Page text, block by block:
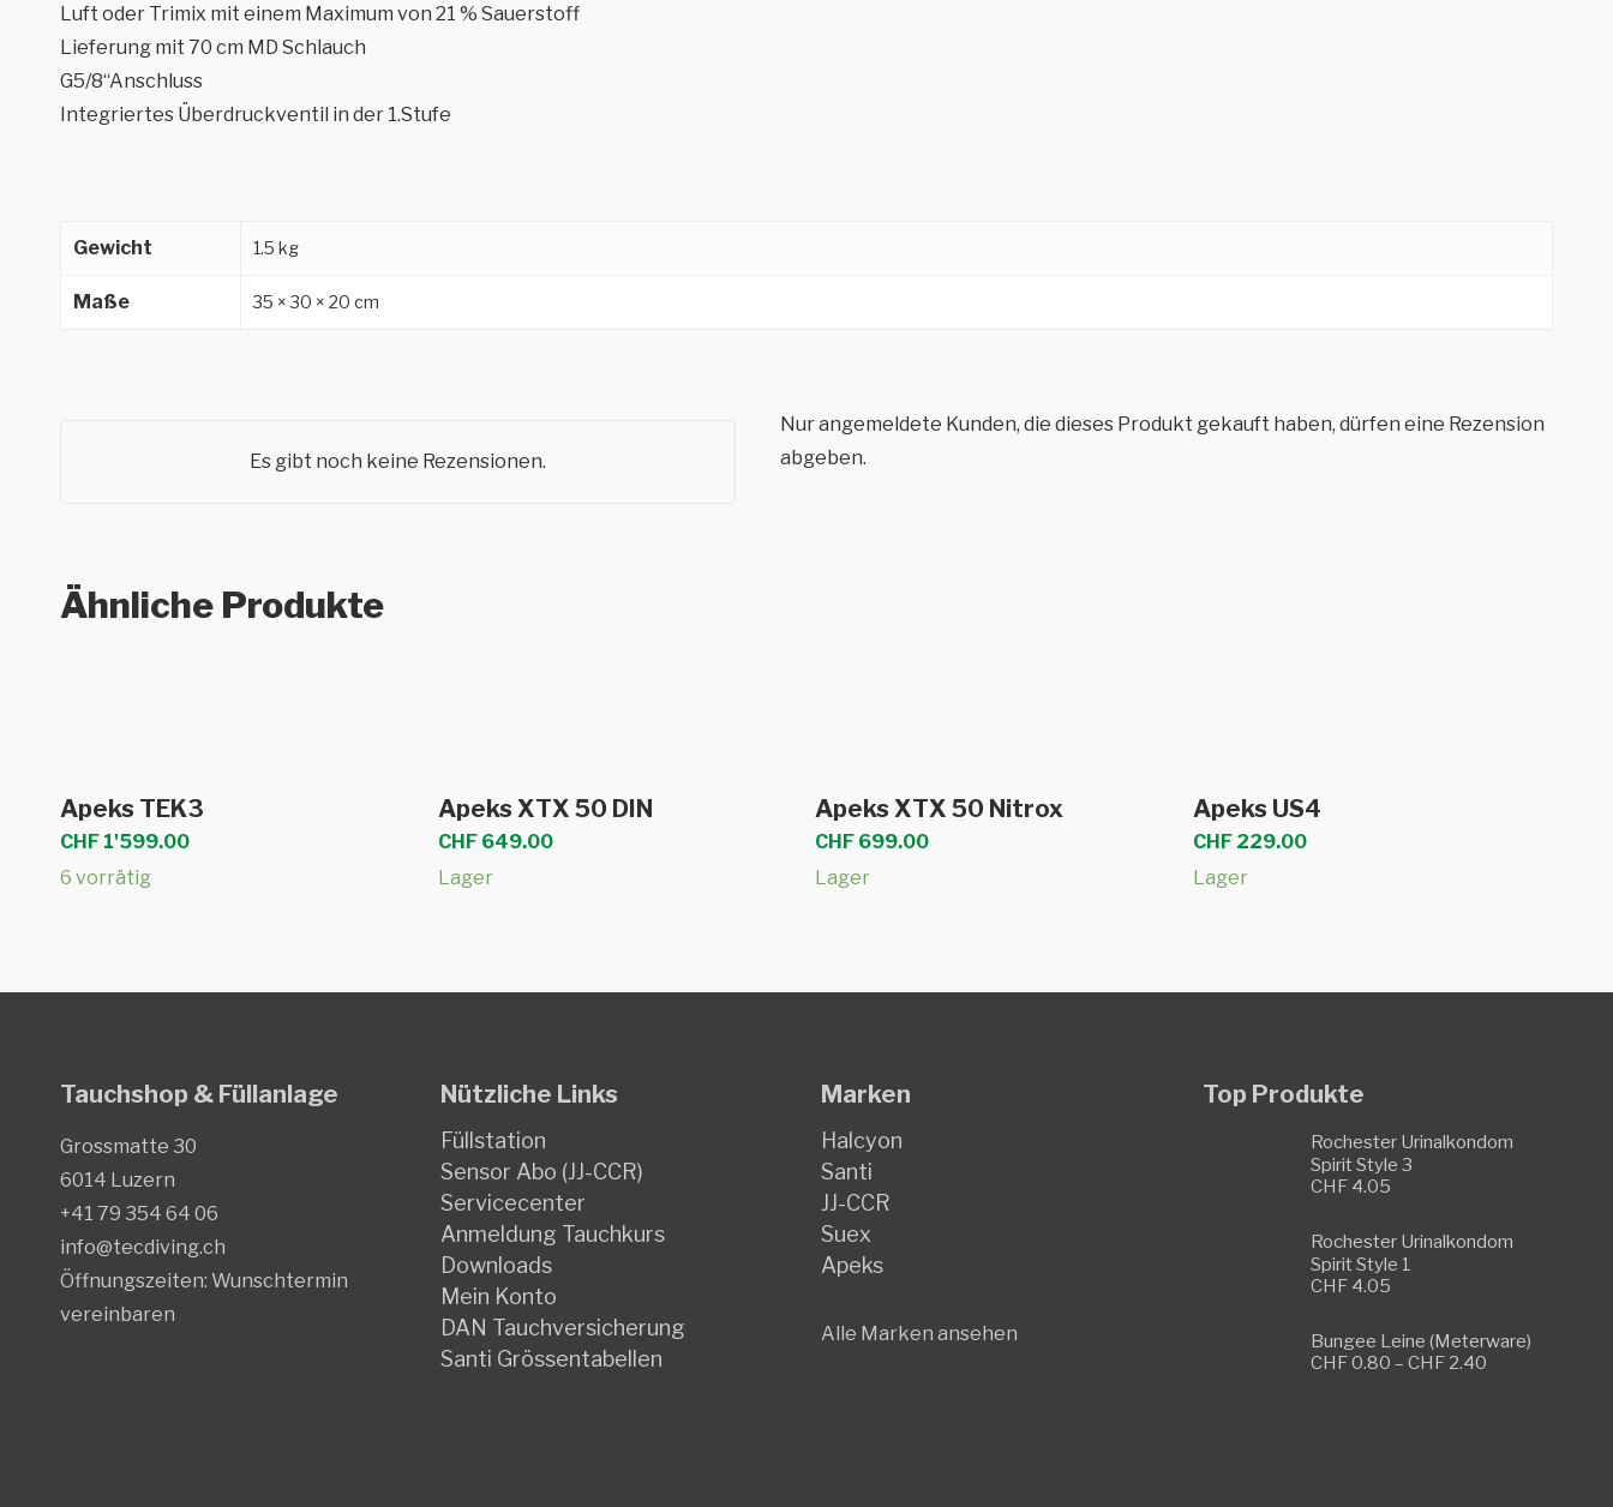
Luft oder Trimix mit einem Maximum von 21 % Sauerstoff
Lieferung mit 70 cm MD Schlauch
G5/8‘‘Anschluss
Integriertes Überdruckventil in der 1.Stufe
Gewicht 1.5 kg
Maße 35 × 30 × 20 cm
Es gibt noch keine Rezensionen.
Nur angemeldete Kunden, die dieses Produkt gekauft haben, dürfen eine Rezension
abgeben.
Ähnliche Produkte
In den Warenkorb
Apeks TEK3
CHF 1'599.00
6 vorrätig
In den Warenkorb
Apeks XTX 50 DIN
CHF649.00
Lager
In den Warenkorb
Apeks XTX 50 Nitrox
CHF 699.00
Lager
In den Warenkorb
Apeks US4
CHF 229.00
Lager
Tauchshop & Füllanlage
Grossmatte 30
6014 Luzern
+41 79 354 64 06
info@tecdiving.ch
Öffnungszeiten: Wunschtermin
vereinbaren
Nützliche Links
Füllstation
Sensor Abo (JJ-CCR)
Servicecenter
Anmeldung Tauchkurs
Downloads
Mein Konto
DAN Tauchversicherung
Santi Grössentabellen
Marken
Halcyon
Santi
JJ-CCR
Suex
Apeks
Alle Marken ansehen
Top Produkte
Rochester Urinalkondom
Spirit Style 3
CHF4.05
Rochester Urinalkondom
Spirit Style 1
CHF4.05
Bungee Leine (Meterware)
CHF0.80 – CHF2.40Preisspanne: